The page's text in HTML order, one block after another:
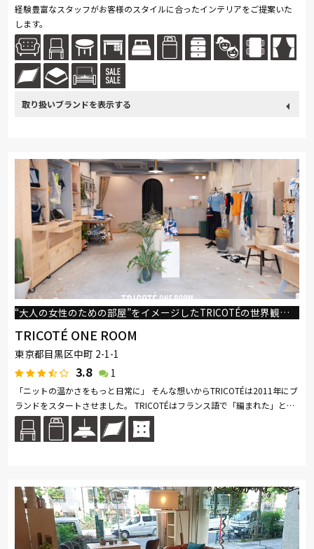
経験豊富なスタッフがお客様のスタイルに合ったインテリアをご提案いた
します。
SIMMONS 浜本工芸 日本ベッド 東京ベッド
冨士ファニチア ナガノインテリア 小島工芸 綾野製作所
ドリームベッド Serta Stressless イバタインテリア
旭川の家具 MARUICHI
“大人の女性のための部屋”をイメージしたTRICOTÉの世界観を存分に楽しんでいただけるショップです。
TRICOTÉ ONE ROOM
東京都目黒区中町 2-1-1
3.8 1
「ニットの温かさをもっと日常に」 そんな想いからTRICOTÉは2011年にブ
ランドをスタートさせました。 TRICOTÉはフランス語で「編まれた」とい
う意味の言葉です。 輪と輪の連続から成るニットのように、日々繰り返...
続きを読む